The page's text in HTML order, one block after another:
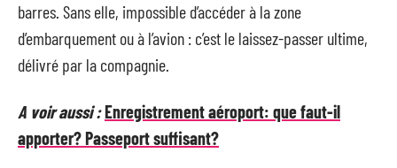
barres. Sans elle, impossible d’accéder à la zone
d’embarquement ou à l’avion : c’est le laissez-passer ultime,
délivré par la compagnie.
A voir aussi :Enregistrement aéroport: que faut-il
apporter? Passeport suffisant?